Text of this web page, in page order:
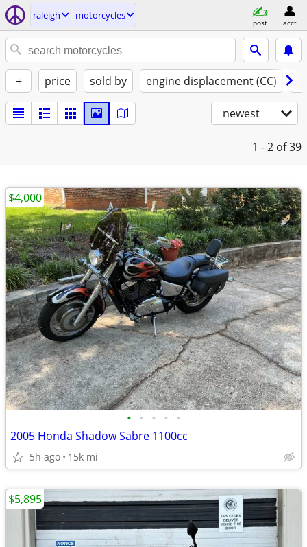
raleigh motorcycles
post acct
+ price sold by engine displacement (CC)
newest
1 - 2 of 39
• • • • •
2005 Honda Shadow Sabre 1100cc
5h ago 15k mi
$4,000
$5,895